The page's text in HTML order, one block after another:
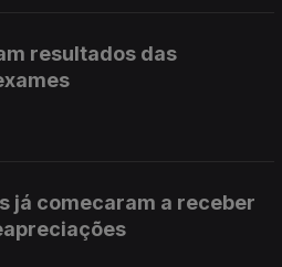
resultados das
já comecaram a receber